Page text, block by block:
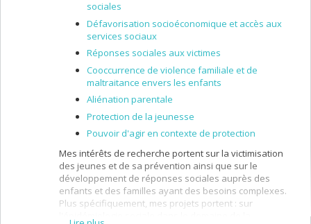
sociales
Défavorisation socioéconomique et accès aux
services sociaux
Réponses sociales aux victimes
Cooccurrence de violence familiale et de
maltraitance envers les enfants
Aliénation parentale
Protection de la jeunesse
Pouvoir d'agir en contexte de protection
Mes intérêts de recherche portent sur la victimisation
des jeunes et de sa prévention ainsi que sur le
développement de réponses sociales auprès des
enfants et des familles ayant des besoins complexes.
Plus spécifiquement, mes projets portent : sur